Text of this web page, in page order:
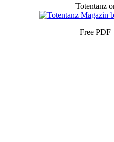
Totentanz
Free PDF